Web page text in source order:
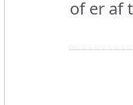
of er af